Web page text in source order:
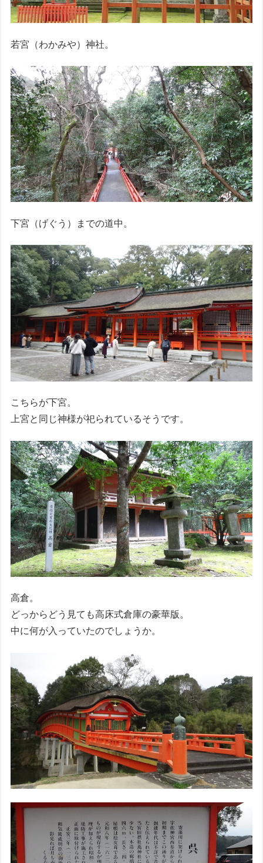
若宮（わかみや）神社。
下宮（げぐう）までの道中。
こちらが下宮。
上宮と同じ神様が祀られているそうです。
高倉。
どっからどう見ても高床式倉庫の豪華版。
中に何が入っていたのでしょうか。